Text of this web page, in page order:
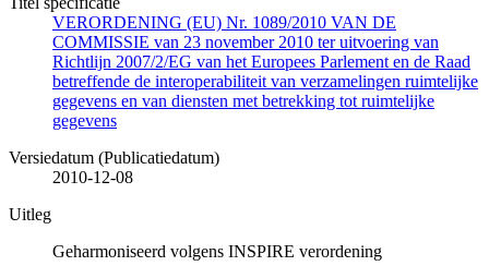
VERORDENING (EU) Nr. 1089/2010 VAN DE
COMMISSIE van 23 november 2010 ter uitvoering van
Richtlijn 2007/2/EG van het Europees Parlement en de Raad
betreffende de interoperabiliteit van verzamelingen ruimtelijke
gegevens en van diensten met betrekking tot ruimtelijke
gegevens
Versiedatum (Publicatiedatum)
2010-12-08
Uitleg
Geharmoniseerd volgens INSPIRE verordening